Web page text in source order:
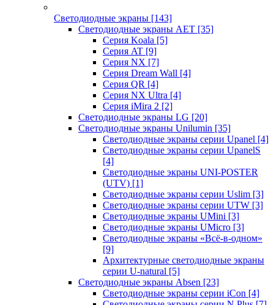
Светодиодные экраны [143]
Светодиодные экраны AET [35]
Cерия Koala [5]
Серия AT [9]
Серия NX [7]
Серия Dream Wall [4]
Серия QR [4]
Серия NX Ultra [4]
Серия iMira 2 [2]
Светодиодные экраны LG [20]
Светодиодные экраны Unilumin [35]
Светодиодные экраны серии Upanel [4]
Светодиодные экраны серии UpanelS
[4]
Светодиодные экраны UNI-POSTER
(UTV) [1]
Светодиодные экраны серии Uslim [3]
Светодиодные экраны серии UTW [3]
Светодиодные экраны UMini [3]
Светодиодные экраны UMicro [3]
Светодиодные экраны «Всё-в-одном»
[9]
Архитектурные светодиодные экраны
серии U-natural [5]
Светодиодные экраны Absen [23]
Светодиодные экраны серии iCon [4]